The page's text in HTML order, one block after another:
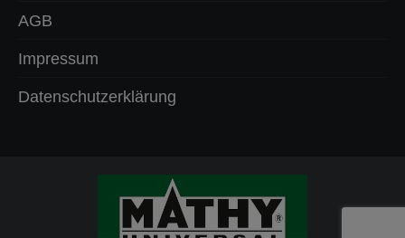
in
Fenster
FensterFenster
AGB
Impressum
Datenschutzerklärung